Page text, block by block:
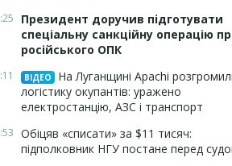
Президент доручив підготувати
спеціальну санкційну операцію
російського ОПК
ВІДЕО
На Луганщині Apachi
логістику окупантів: уражено
електростанцію, АЗС і транспорт
Обіцяв «списати» за $11 тисяч:
підполковник НГУ постане перед